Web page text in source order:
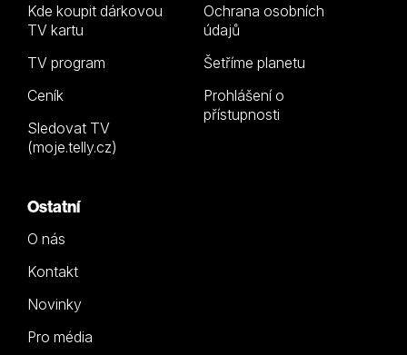
Kde koupit dárkovou
TV kartu
TV program
Ceník
Sledovat TV
(moje.telly.cz)
Ochrana osobních
údajů
Šetříme planetu
Prohlášení o
přístupnosti
Ostatní
O nás
Kontakt
Novinky
Pro média